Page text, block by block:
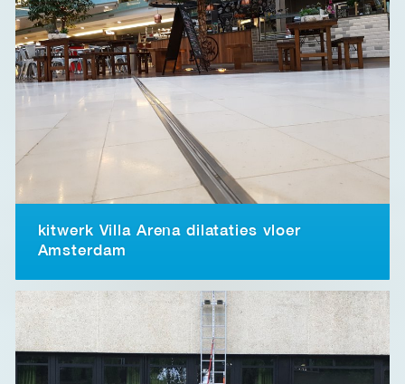
kitwerk Villa Arena dilataties vloer
Amsterdam